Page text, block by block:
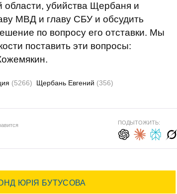
области, убийства Щербаня и
МВД и главу СБУ и обсудить
по вопросу его отставки. Мы
поставить эти вопросы:
(5266) Щербань Евгений (356)
ПОДЫТОЖИТЬ: